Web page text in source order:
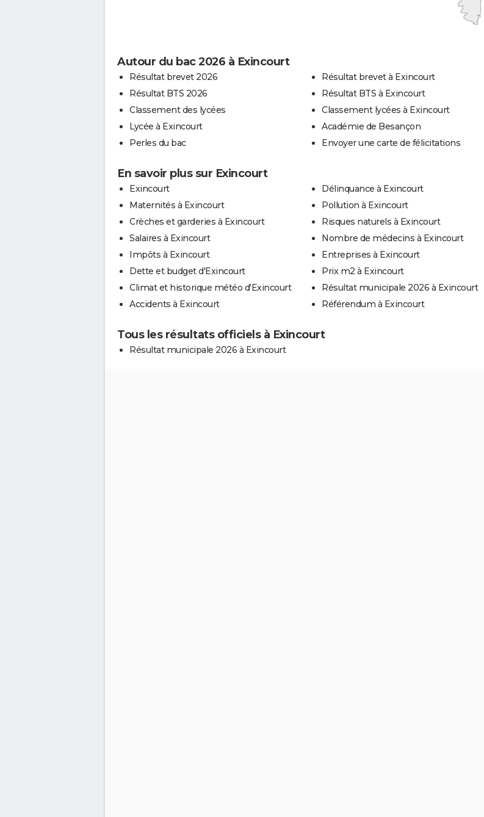
Autour du bac 2026 à Exincourt
Résultat brevet 2026
Résultat BTS 2026
Classement des lycées
Lycée à Exincourt
Perles du bac
Résultat brevet à Exincourt
Résultat BTS à Exincourt
Classement lycées à Exincourt
Académie de Besançon
Envoyer une carte de félicitations
En savoir plus sur Exincourt
Exincourt
Maternités à Exincourt
Crèches et garderies à Exincourt
Salaires à Exincourt
Impôts à Exincourt
Dette et budget d'Exincourt
Climat et historique météo d'Exincourt
Accidents à Exincourt
Délinquance à Exincourt
Pollution à Exincourt
Risques naturels à Exincourt
Nombre de médecins à Exincourt
Entreprises à Exincourt
Prix m2 à Exincourt
Résultat municipale 2026 à Exincourt
Référendum à Exincourt
Tous les résultats officiels à Exincourt
Résultat municipale 2026 à Exincourt